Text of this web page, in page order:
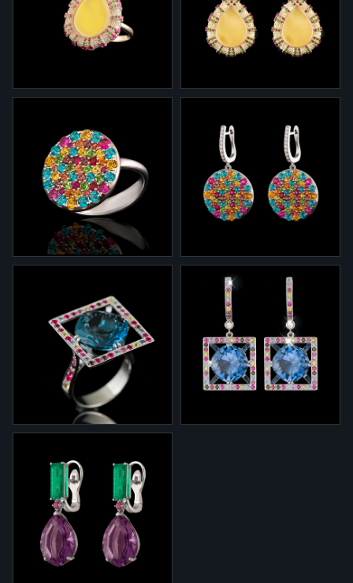
"Светомузыка" из белого
золота с рутилами,
бриллиантами и черной
коллекции "Светомузыка" из
белого золота с
изумрудами, рубеллитами и
бриллиантами.
1-718/2
Кольцо 1-718/2 из
коллекции "Светомузыка" из
желтого золота с молочным
янтарем, разноцветными
сапфирами и бриллиантами
2-718/3
Серьги 7-718/3 из
коллекции "Светомузыка" из
желтого золота, с молочным
янтарем, разноцветными
сапфирами и бриллиантами.
Кольцо 1-003 из коллекции
"Светомузыка" с
разноцветными сапфирами и
Серьги 2-003 из коллекции
"Светомузыка" из белого
золота с цветными
сапфирами, параиба и
бриллиантами.
1-346/4
Кольцо 1-346/4 из белого
золота с London blue
топазом и цветными
сапфирами.